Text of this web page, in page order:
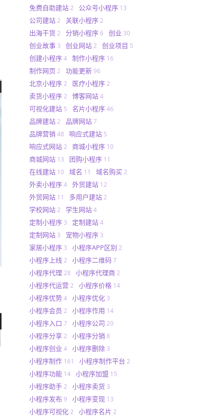
免费自助建站 2 公众号小程序 13
公司建站 2 关联小程序 2
出海干货 2 分销小程序 6 创业 30
创业故事 3 创业网站 2 创业项目 5
创建小程序 4 制作小程序 16
制作网页 2 功能更新 96
北京小程序 2 医疗小程序 2
卖货小程序 2 博客网站 4
可视化建站 5 名片小程序 46
品牌建站 2 品牌网站 7
品牌营销 48 响应式建站 5
响应式网站 2 商城小程序 10
商城网站 13 团购小程序 11
在线建站 10 域名 11 域名购买 2
外卖小程序 4 外贸建站 12
外贸网站 11 多用户建站 2
学校网站 2 学生网站 4
定制小程序 3 定制建站 4
定制网站 3 宠物小程序 3
家居小程序 3 小程序APP区别 2
小程序上线 2 小程序二维码 7
小程序代理 28 小程序代理商 2
小程序代运营 2 小程序价格 14
小程序优势 4 小程序优化 3
小程序会员 2 小程序作用 14
小程序入口 7 小程序公司 20
小程序分享 2 小程序分销 8
小程序创业 4 小程序删除 3
小程序制作 161 小程序制作平台 2
小程序功能 14 小程序加盟 15
小程序助手 2 小程序卖货 3
小程序发布 9 小程序变现 13
小程序可视化 2 小程序名片 2